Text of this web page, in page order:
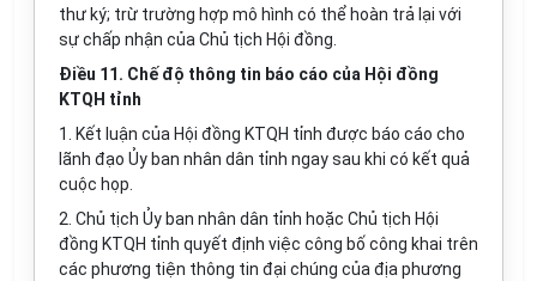
thư ký; trừ trường hợp mô hình có thể hoàn trả lại với
sự chấp nhận của Chủ tịch Hội đồng.
Điều 11. Chế độ thông tin báo cáo của Hội đồng
KTQH tỉnh
1. Kết luận của Hội đồng KTQH tỉnh được báo cáo cho
lãnh đạo Ủy ban nhân dân tỉnh ngay sau khi có kết quả
cuộc họp.
2. Chủ tịch Ủy ban nhân dân tỉnh hoặc Chủ tịch Hội
đồng KTQH tỉnh quyết định việc công bố công khai trên
các phương tiện thông tin đại chúng của địa phương